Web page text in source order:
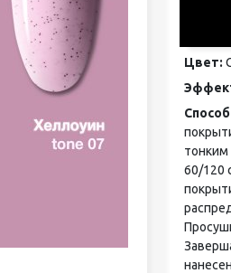
Лампы для сушки
Лечение и уход за
Пилки для ногтей
Расходные
Средства для
щелочного
Стерилизаторы
Оборудование
Цвет:
60/120